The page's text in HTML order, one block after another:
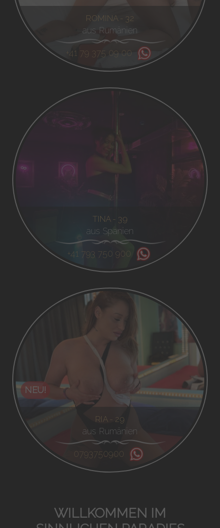
ROMINA - 32
aus Rumänien
+41 79 375 09 00
TINA - 39
aus Spanien
+41 793 750 900
NEU!
RIA - 29
aus Rumänien
0793750900
WILLKOMMEN IM